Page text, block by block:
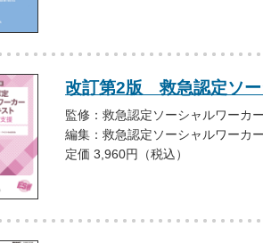
改訂第2版 救急認定ソー
監修：救急認定ソーシャルワーカ
編集：救急認定ソーシャルワーカ
定価 3,960円（税込）